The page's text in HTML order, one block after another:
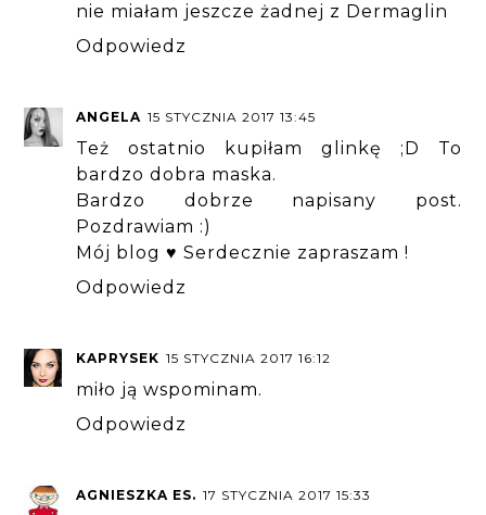
nie miałam jeszcze żadnej z Dermaglin
Odpowiedz
ANGELA 15 STYCZNIA 2017 13:45
Też ostatnio kupiłam glinkę ;D To
bardzo dobra maska.
Bardzo dobrze napisany post.
Pozdrawiam :)
Mój blog ♥ Serdecznie zapraszam !
Odpowiedz
KAPRYSEK 15 STYCZNIA 2017 16:12
miło ją wspominam.
Odpowiedz
AGNIESZKA ES. 17 STYCZNIA 2017 15:33